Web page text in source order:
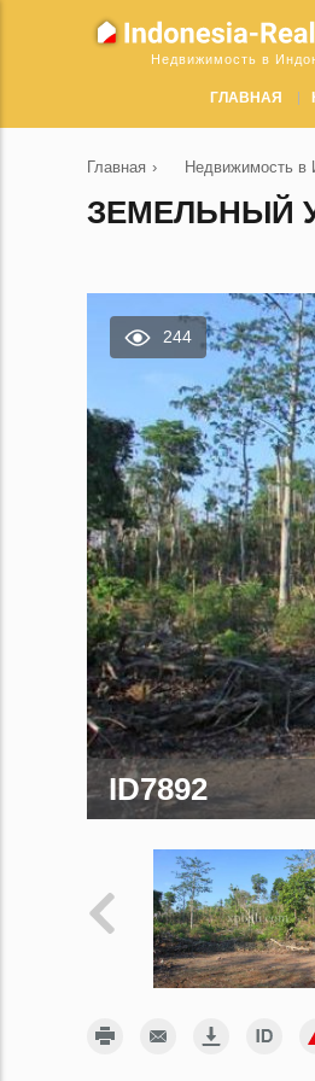
Недвижимость в
ГЛАВНАЯ
Главная › Недвижимость в
ЗЕМЕЛЬНЫЙ
244
ID7892